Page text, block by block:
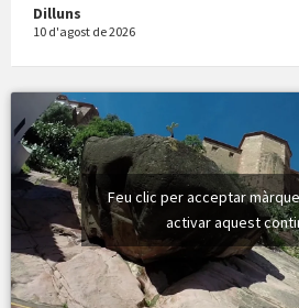
Dilluns
10 d'agost de 2026
Feu clic per acceptar
activar aquest